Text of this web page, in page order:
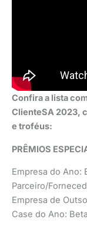
Confira a lista
ClienteSA 2023,
e troféus:
PRÊMIOS
Empresa do Ano:
Parceiro/
Empresa de
Case do Ano: